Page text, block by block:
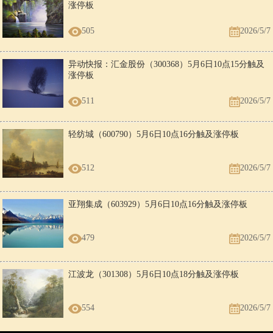
涨停板
505 2026/5/7
异动快报：汇金股份（300368）5月6日10点15分触及
涨停板
511 2026/5/7
轻纺城（600790）5月6日10点16分触及涨停板
512 2026/5/7
亚翔集成（603929）5月6日10点16分触及涨停板
479 2026/5/7
江波龙（301308）5月6日10点18分触及涨停板
554 2026/5/7